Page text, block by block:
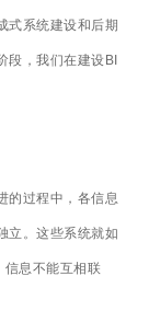
式系统建设和后期
段，我们在建设BI
的过程中，各信息
立。这些系统就如
信息不能互相联